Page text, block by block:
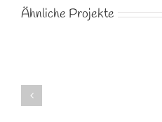
Ähnliche Projekte